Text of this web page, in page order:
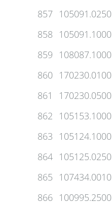
857 105091.0250
858
105091.1000
859
108087.1000
860 170230.0100
861
170230.0500
862
105153.1000
863
105124.1000
864 105125.0250
865
107434.0010
866 100995.2500